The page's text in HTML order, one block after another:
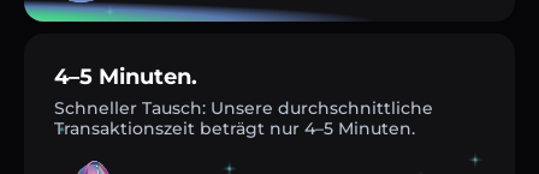
4–5 Minuten.
Schneller Tausch: Unsere durchschnittliche
Transaktionszeit beträgt nur 4–5 Minuten.